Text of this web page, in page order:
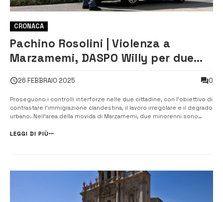
CRONACA
Pachino Rosolini | Violenza a
Marzamemi, DASPO Willy per due
lavori irregolari
26 FEBBRAIO 2025 0
Proseguono i controlli interforze nelle due cittadine, con l’obiettivo di
contrastare l’immigrazione clandestina, il lavoro irregolare e il degrado
urbano. Nell’area della movida di Marzamemi, due minorenni sono
confronti di altre coetanee. Due cittadini t...
LEGGI DI PIÙ